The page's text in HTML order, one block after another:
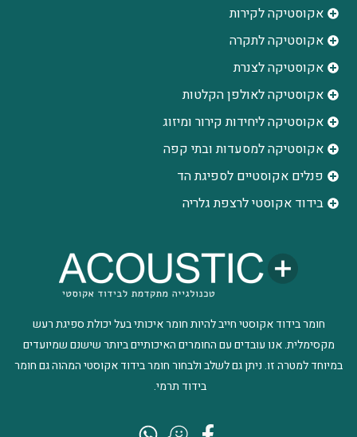
חומר בידוד אקוסטי חייב להיות חומר איכותי בעל יכולת ספיגת רעש
מקסימלית. אנו עובדים עם החומרים האיכותיים ביותר שישנם שמיועדים
במיוחד למטרה זו. ניתן גם לשלב ולבחור חומר בידוד אקוסטי המהוה גם חומר
בידוד תרמי.
אקוסטיקה לקירות
אקוסטיקה לתקרה
אקוסטיקה לצנרת
אקוסטיקה לאולפן הקלטות
‫אקוסטיקה ליחידות קירור ומיזוג
אקוסטיקה למסעדות ובתי קפה
פנלים אקוסטיים לספיגת הד
בידוד אקוסטי לרצפת גלריה